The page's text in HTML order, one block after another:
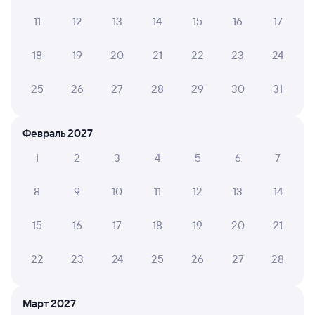
Онлайн-покупка за 4 минуты
Ехали в плацкарте дышать нечем .!!!. Окна у них тоже
Отвратительная поездка .!!!
Кондиционер работал через чур мощно, было даже
холодно. Верхние полки в плацкартных вагонах ну
11 12 13 14 15 16 17
18 19 20 21 22 23 24
25 26 27 28 29 30 31
Февраль 2027
1
2 3 4 5 6 7
8 9 10 11 12 13 14
15 16 17 18 19 20 21
22 23 24 25 26 27 28
Март 2027